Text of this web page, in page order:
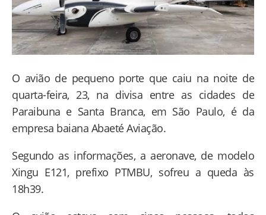
O avião de pequeno porte que caiu na noite de
quarta-feira, 23, na divisa entre as cidades de
Paraibuna e Santa Branca, em São Paulo, é da
empresa baiana Abaeté Aviação.
Segundo as informações, a aeronave, de modelo
Xingu E121, prefixo PTMBU, sofreu a queda às
18h39.